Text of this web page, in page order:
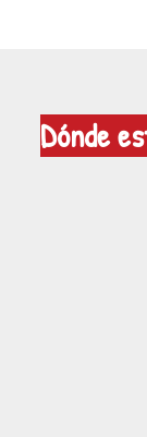
Dónde